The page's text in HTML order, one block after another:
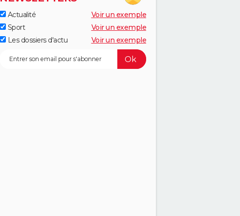
Actualité
Voir un exemple
Sport
Voir un exemple
Les dossiers d'actu
Voir un exemple